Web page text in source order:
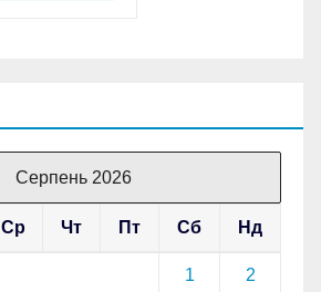
Серпень 2026
Ср Чт Пт Сб Нд
1 2